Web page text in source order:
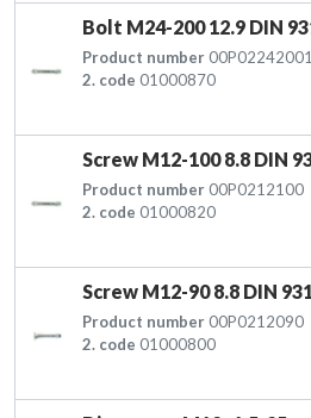
Bolt M24-200 12.9 DIN
Product number00P02242001
2. code 01000870
Screw M12-100 8.8 DIN
Product number00P0212100
2. code 01000820
Screw M12-90 8.8 DIN
Product number00P0212090
2. code 01000800